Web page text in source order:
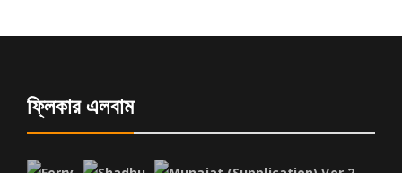
ফ্লিকার এলবাম